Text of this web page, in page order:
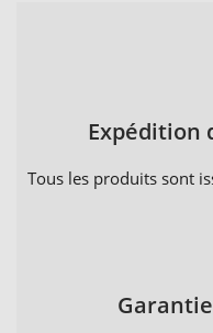
Expédition
Tous les produits sont